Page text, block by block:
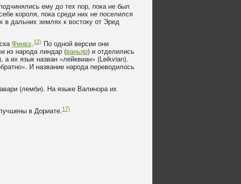
ему до тех пор, пока не был
короля, пока среди них не поселился
дальних землях к востоку от Эред
Финвэ.12) По одной версии они
из народа линдар (ваньяр) и отделились
их язык назван «лейквиан» (Leikvian).
И название народа переводилось
(лемби). На языке Валинора их
в Дориате.17)